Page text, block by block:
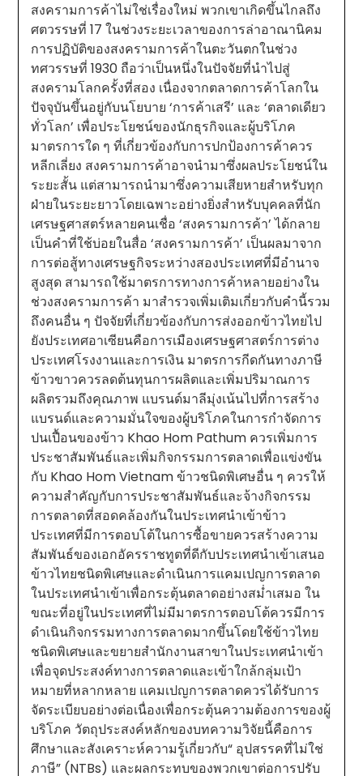
สงครามการค้าไม่ใช่เรื่องใหม่ พวกเขาเกิดขึ้นไกลถึง
ศตวรรษที่ 17 ในช่วงระยะเวลาของการล่าอาณานิคม
การปฏิบัติของสงครามการค้าในตะวันตกในช่วง
ทศวรรษที่ 1930 ถือว่าเป็นหนึ่งในปัจจัยที่นำไปสู่
สงครามโลกครั้งที่สอง เนื่องจากตลาดการค้าโลกใน
ปัจจุบันขึ้นอยู่กับนโยบาย ‘การค้าเสรี’ และ ‘ตลาดเดียว
ทั่วโลก’ เพื่อประโยชน์ของนักธุรกิจและผู้บริโภค
มาตรการใด ๆ ที่เกี่ยวข้องกับการปกป้องการค้าควร
หลีกเลี่ยง สงครามการค้าอาจนำมาซึ่งผลประโยชน์ใน
ระยะสั้น แต่สามารถนำมาซึ่งความเสียหายสำหรับทุก
ฝ่ายในระยะยาวโดยเฉพาะอย่างยิ่งสำหรับบุคคลที่นัก
เศรษฐศาสตร์หลายคนเชื่อ ‘สงครามการค้า’ ได้กลาย
เป็นคำที่ใช้บ่อยในสื่อ ‘สงครามการค้า’ เป็นผลมาจาก
การต่อสู้ทางเศรษฐกิจระหว่างสองประเทศที่มีอำนาจ
สูงสุด สามารถใช้มาตรการทางการค้าหลายอย่างใน
ช่วงสงครามการค้า มาสำรวจเพิ่มเติมเกี่ยวกับคำนี้รวม
ถึงคนอื่น ๆ ปัจจัยที่เกี่ยวข้องกับการส่งออกข้าวไทยไป
ยังประเทศอาเซียนคือการเมืองเศรษฐศาสตร์การต่าง
ประเทศโรงงานและการเงิน มาตรการกีดกันทางภาษี
ข้าวขาวควรลดต้นทุนการผลิตและเพิ่มปริมาณการ
ผลิตรวมถึงคุณภาพ แบรนด์มาลีมุ่งเน้นไปที่การสร้าง
แบรนด์และความมั่นใจของผู้บริโภคในการกำจัดการ
ปนเปื้อนของข้าว Khao Hom Pathum ควรเพิ่มการ
ประชาสัมพันธ์และเพิ่มกิจกรรมการตลาดเพื่อแข่งขัน
กับ Khao Hom Vietnam ข้าวชนิดพิเศษอื่น ๆ ควรให้
ความสำคัญกับการประชาสัมพันธ์และจ้างกิจกรรม
การตลาดที่สอดคล้องกันในประเทศนำเข้าข้าว
ประเทศที่มีการตอบโต้ในการซื้อขายควรสร้างความ
สัมพันธ์ของเอกอัครราชทูตที่ดีกับประเทศนำเข้าเสนอ
ข้าวไทยชนิดพิเศษและดำเนินการแคมเปญการตลาด
ในประเทศนำเข้าเพื่อกระตุ้นตลาดอย่างสม่ำเสมอ ใน
ขณะที่อยู่ในประเทศที่ไม่มีมาตรการตอบโต้ควรมีการ
ดำเนินกิจกรรมทางการตลาดมากขึ้นโดยใช้ข้าวไทย
ชนิดพิเศษและขยายสำนักงานสาขาในประเทศนำเข้า
เพื่อจุดประสงค์ทางการตลาดและเข้าใกล้กลุ่มเป้า
หมายที่หลากหลาย แคมเปญการตลาดควรได้รับการ
จัดระเบียบอย่างต่อเนื่องเพื่อกระตุ้นความต้องการของผู้
บริโภค วัตถุประสงค์หลักของบทความวิจัยนี้คือการ
ศึกษาและสังเคราะห์ความรู้เกี่ยวกับ“ อุปสรรคที่ไม่ใช่
ภาษี” (NTBs) และผลกระทบของพวกเขาต่อการปรับ